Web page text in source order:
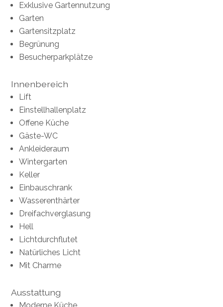
Exklusive Gartennutzung
Garten
Gartensitzplatz
Begrünung
Besucherparkplätze
Innenbereich
Lift
Einstellhallenplatz
Offene Küche
Gäste-WC
Ankleideraum
Wintergarten
Keller
Einbauschrank
Wasserenthärter
Dreifachverglasung
Hell
Lichtdurchflutet
Natürliches Licht
Mit Charme
Ausstattung